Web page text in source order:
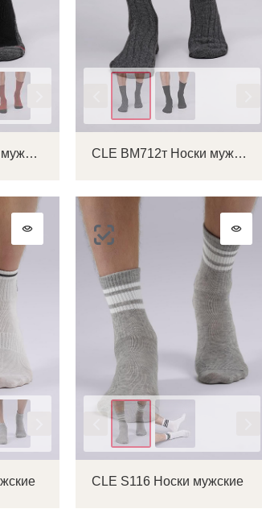
CLE BM441т Носки мужские CLE BM712т Носки мужские
CLE S116 Носки мужские